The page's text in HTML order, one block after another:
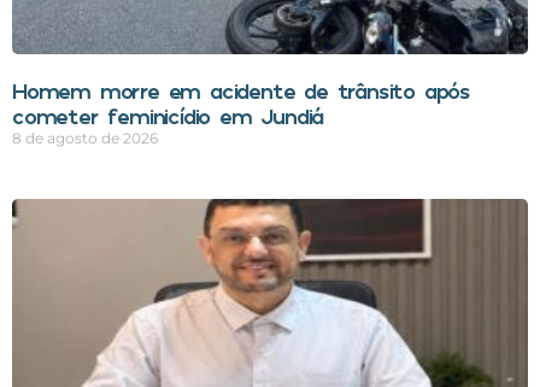
Homem morre em acidente de trânsito após
cometer feminicídio em Jundiá
8 de agosto de 2026